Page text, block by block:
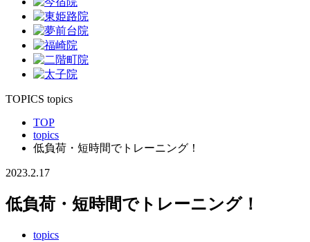
TOPICS topics
TOP
topics
低負荷・短時間でトレーニング！
2023.2.17
低負荷・短時間でトレーニング！
topics